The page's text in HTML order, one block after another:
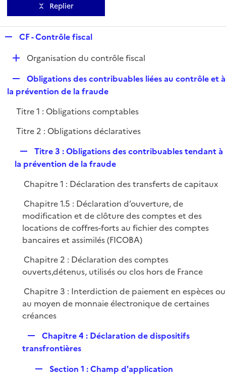
Replier
p
e
r
CF - Contrôle fiscal
D
p
l
i
e
r
Organisation du contrôle fiscal
e
l
i
r
Obligations des contribuables liées au contrôle et à
la prévention de la fraude
Titre 1 : Obligations comptables
Titre 2 : Obligations déclaratives
e
l
i
Titre 3 : Obligations des contribuables tendant à
la prévention de la fraude
Chapitre 1 : Déclaration des transferts de capitaux
Chapitre 1.5 : Déclaration d’ouverture, de
modification et de clôture des comptes et des
locations de coffres-forts au fichier des comptes
bancaires et assimilés (FICOBA)
Chapitre 2 : Déclaration des comptes
ouverts,détenus, utilisés ou clos hors de France
Chapitre 3 : Interdiction de paiement en espèces ou
au moyen de monnaie électronique de certaines
créances
e
l
Chapitre 4 : Déclaration de dispositifs
transfrontières
Section 1 : Champ d'application